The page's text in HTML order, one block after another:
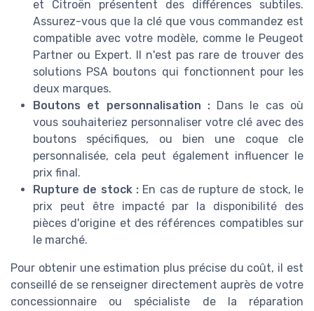
et Citroën présentent des différences subtiles.
Assurez-vous que la clé que vous commandez est
compatible avec votre modèle, comme le Peugeot
Partner ou Expert. Il n'est pas rare de trouver des
solutions PSA boutons qui fonctionnent pour les
deux marques.
Boutons et personnalisation :Dans le cas où
vous souhaiteriez personnaliser votre clé avec des
boutons spécifiques, ou bien une coque cle
personnalisée, cela peut également influencer le
prix final.
Rupture de stock :En cas de rupture de stock, le
prix peut être impacté par la disponibilité des
pièces d'origine et des références compatibles sur
le marché.
Pour obtenir une estimation plus précise du coût, il est
conseillé de se renseigner directement auprès de votre
concessionnaire ou spécialiste de la réparation